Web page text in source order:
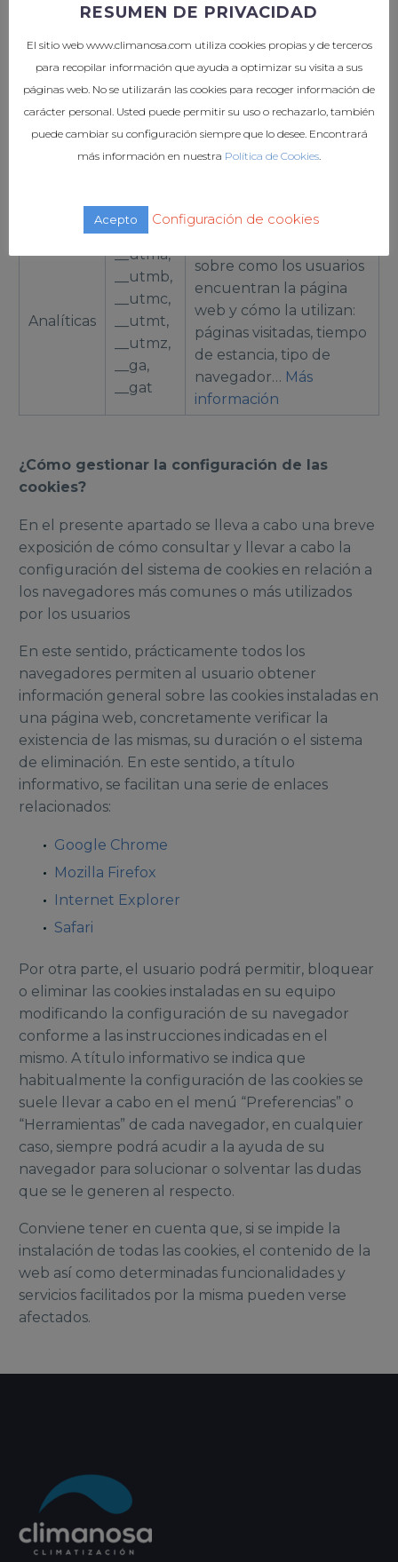
Sesión
PHPSESSID
permitir que las
sean guardadas en el
servidor web. Esta
cookie es esencial para
el funcionamiento de
la web.
Nombre Propósito
Analíticas
__utma,
__utmb,
__utmc,
__utmt,
__utmz,
__ga,
__gat
sobre como los usuarios
encuentran la página
web y cómo la utilizan:
páginas visitadas, tiempo
de estancia, tipo de
navegador… Más
información
¿Cómo gestionar la configuración de las
cookies?
En el presente apartado se lleva a cabo una breve
exposición de cómo consultar y llevar a cabo la
configuración del sistema de cookies en relación a
los navegadores más comunes o más utilizados
por los usuarios
En este sentido, prácticamente todos los
navegadores permiten al usuario obtener
información general sobre las cookies instaladas en
una página web, concretamente verificar la
existencia de las mismas, su duración o el sistema
de eliminación. En este sentido, a título
informativo, se facilitan una serie de enlaces
relacionados:
Google Chrome
Mozilla Firefox
Internet Explorer
Safari
Por otra parte, el usuario podrá permitir, bloquear
o eliminar las cookies instaladas en su equipo
modificando la configuración de su navegador
conforme a las instrucciones indicadas en el
mismo. A título informativo se indica que
habitualmente la configuración de las cookies se
suele llevar a cabo en el menú “Preferencias” o
“Herramientas” de cada navegador, en cualquier
caso, siempre podrá acudir a la ayuda de su
navegador para solucionar o solventar las dudas
que se le generen al respecto.
Conviene tener en cuenta que, si se impide la
instalación de todas las cookies, el contenido de la
web así como determinadas funcionalidades y
servicios facilitados por la misma pueden verse
afectados.
RESUMEN DE PRIVACIDAD
El sitio web www.climanosa.com utiliza cookies propias y de terceros
para recopilar información que ayuda a optimizar su visita a sus
páginas web. No se utilizarán las cookies para recoger información de
carácter personal. Usted puede permitir su uso o rechazarlo, también
puede cambiar su configuración siempre que lo desee. Encontrará
más información en nuestra Política de Cookies
Acepto Configuración de cookies